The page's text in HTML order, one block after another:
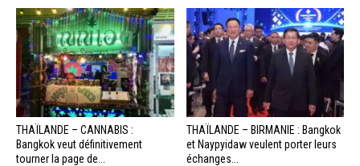
THAÏLANDE – CANNABIS :
Bangkok veut définitivement
tourner la page de...
THAÏLANDE – BIRMANIE : Bangkok
et Naypyidaw veulent porter leurs
échanges...